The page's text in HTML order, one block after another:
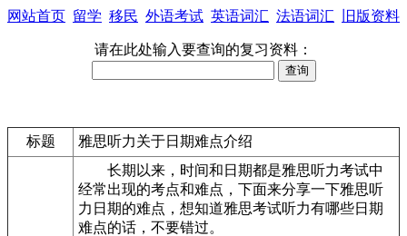
网站首页 留学 移民 外语考试 英语词汇 法语词汇 旧版资料
请在此处输入要查询的复习资料：
标题 雅思听力关于日期难点介绍
长期以来，时间和日期都是雅思听力考试中
经常出现的考点和难点，下面来分享一下雅思听
力日期的难点，想知道雅思考试听力有哪些日期
难点的话，不要错过。